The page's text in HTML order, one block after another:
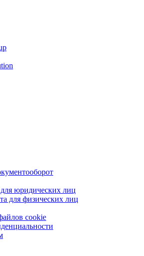
юридических лиц
для физических лиц
cookie